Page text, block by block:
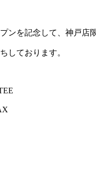
ンを記念して、神戸店
しております。